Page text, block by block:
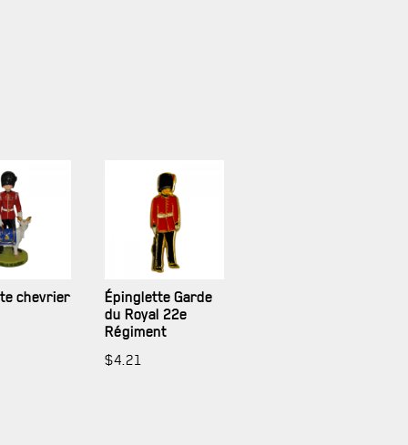
chevrier
Épinglette Garde
du Royal 22e
Régiment
$4.21